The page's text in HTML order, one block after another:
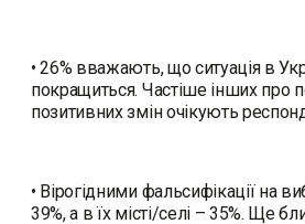
• 26% вважають, що ситуація в
покращиться. Частіше інших
позитивних змін очікують
• Вірогідними фальсифікації на
39%, а в їх місті/селі – 35%. Ще